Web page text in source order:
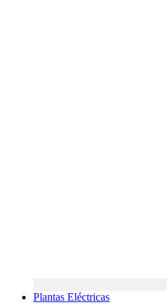
Plantas Eléctricas